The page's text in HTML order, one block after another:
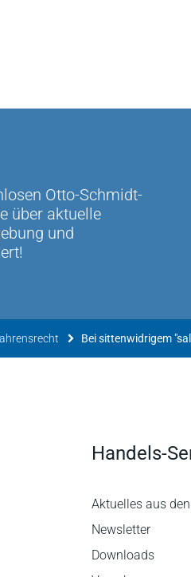
Otto-Schmidt-
über aktuelle
und
Handels-
Aktuelles aus
Newsletter
Downloads